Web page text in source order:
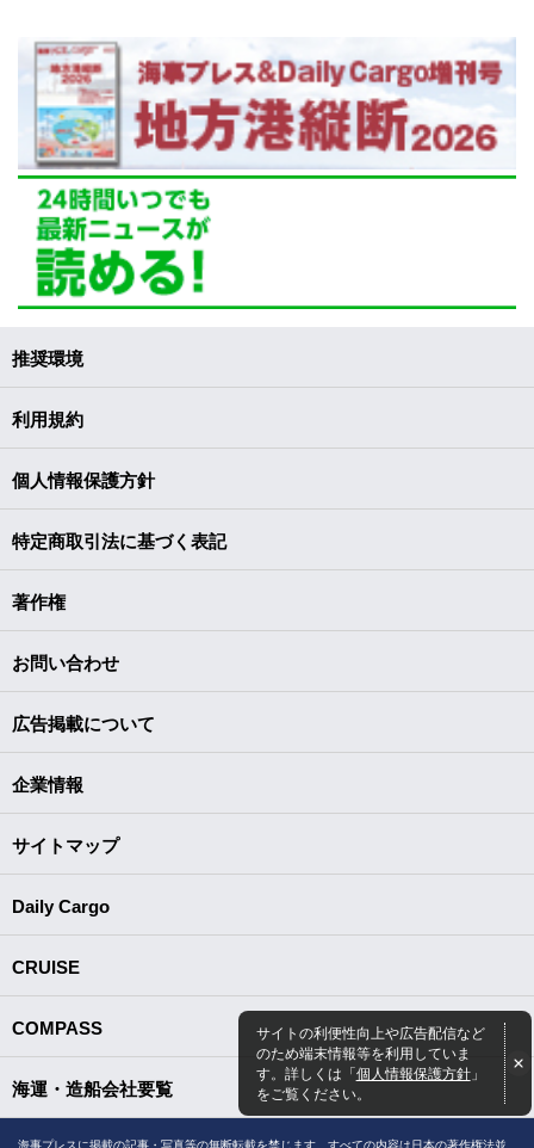
サイトの利便性向上や広告配信など
のため端末情報等を利用していま
す。詳しくは「個人情報保護方針」
をご覧ください。
推奨環境
利用規約
個人情報保護方針
特定商取引法に基づく表記
著作権
お問い合わせ
広告掲載について
企業情報
サイトマップ
Daily Cargo
CRUISE
COMPASS
海運・造船会社要覧
海事プレスに掲載の記事・写真等の無断転載を禁じます。すべての内容は日本の著作権法並